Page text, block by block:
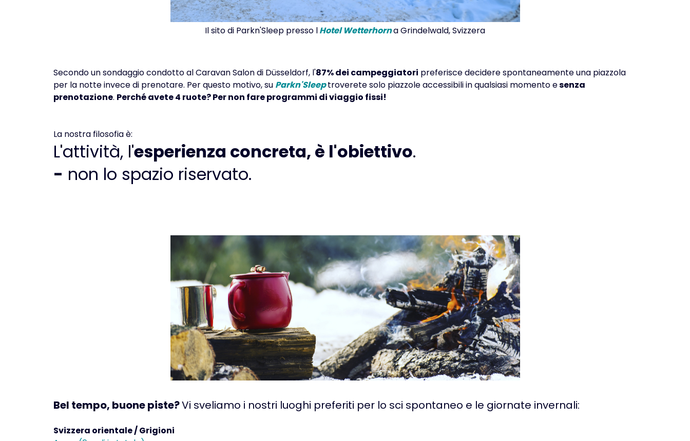
Il sito di Parkn'Sleep presso lHotel Wetterhorna Grindelwald, Svizzera
Secondo un sondaggio condotto al Caravan Salon di Düsseldorf, l'87% dei campeggiatori preferisce decidere spontaneamente una piazzola
per la notte invece di prenotare. Per questo motivo, su Parkn'Sleeptroverete solo piazzole accessibili in qualsiasi momento esenza
prenotazione. Perché avete 4 ruote? Per non fare programmi di viaggio fissi!
La nostra filosofia è:
L'attività, l'esperienza concreta, è l'obiettivo.
‍- non lo spazio riservato.
Bel tempo, buone piste?Vi sveliamo i nostri luoghi preferiti per lo sci spontaneo e le giornate invernali:
Svizzera orientale / Grigioni